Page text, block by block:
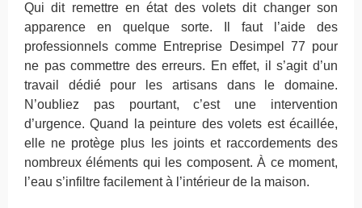
Qui dit remettre en état des volets dit changer son
apparence en quelque sorte. Il faut l’aide des
professionnels comme Entreprise Desimpel 77 pour
ne pas commettre des erreurs. En effet, il s’agit d’un
travail dédié pour les artisans dans le domaine.
N’oubliez pas pourtant, c’est une intervention
d’urgence. Quand la peinture des volets est écaillée,
elle ne protège plus les joints et raccordements des
nombreux éléments qui les composent. À ce moment,
l’eau s’infiltre facilement à l’intérieur de la maison.